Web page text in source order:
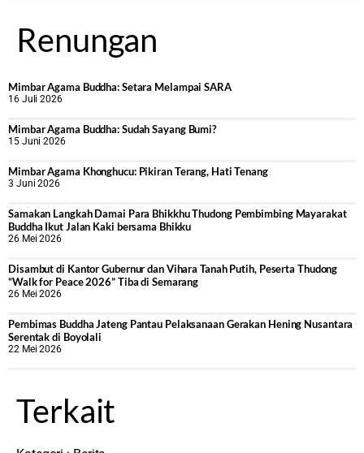
Renungan
Mimbar Agama Buddha: Setara Melampai SARA
16 Juli 2026
Mimbar Agama Buddha: Sudah Sayang Bumi?
15 Juni 2026
Mimbar Agama Khonghucu: Pikiran Terang, Hati Tenang
3 Juni 2026
Samakan Langkah Damai Para Bhikkhu Thudong Pembimbing Mayarakat
Buddha Ikut Jalan Kaki bersama Bhikku
26 Mei 2026
Disambut di Kantor Gubernur dan Vihara Tanah Putih, Peserta Thudong
“Walk for Peace 2026” Tiba di Semarang
26 Mei 2026
‎Pembimas Buddha Jateng Pantau Pelaksanaan Gerakan Hening Nusantara
Serentak di Boyolali
22 Mei 2026
Terkait